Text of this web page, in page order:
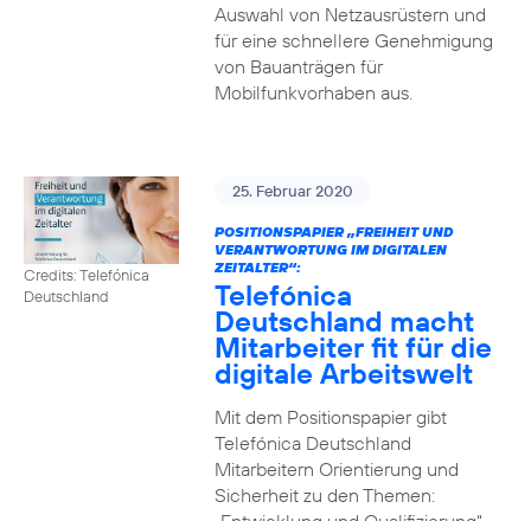
Auswahl von Netzausrüstern und
für eine schnellere Genehmigung
von Bauanträgen für
Mobilfunkvorhaben aus.
Credits: Telefónica
Deutschland
25. Februar 2020
POSITIONSPAPIER „FREIHEIT UND
VERANTWORTUNG IM DIGITALEN
ZEITALTER“:
Telefónica
Deutschland macht
Mitarbeiter fit für die
digitale Arbeitswelt
Mit dem Positionspapier gibt
Telefónica Deutschland
Mitarbeitern Orientierung und
Sicherheit zu den Themen: